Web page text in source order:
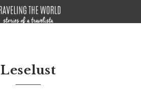
Leselust